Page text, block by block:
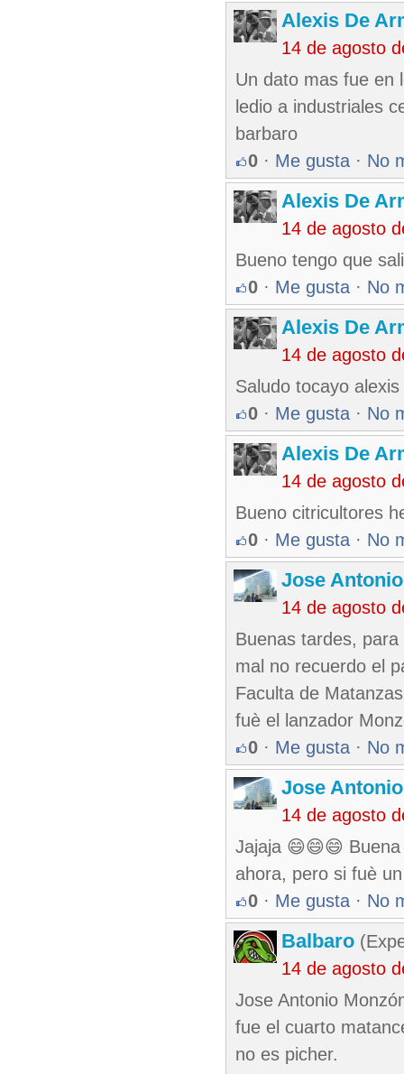
Alexis De
14 de agosto
Un dato mas fue en
ledio a industriales
barbaro
0 · Me gusta · No
Alexis De
14 de agosto
Bueno tengo que
0 · Me gusta · No
Alexis De
14 de agosto
Saludo tocayo
0 · Me gusta · No
Alexis De
14 de agosto
Bueno citricultores
0 · Me gusta · No
Jose
14 de agosto
Buenas tardes,
mal no recuerdo el
Faculta de
fuè el lanzador
0 · Me gusta · No
Jose
14 de agosto
Jajaja 😄😄😄
ahora, pero si fuè
0 · Me gusta · No
Balbaro
14 de agosto
Jose Antonio
fue el cuarto
no es picher.